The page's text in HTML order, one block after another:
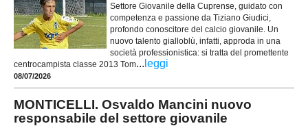
Settore Giovanile della Cuprense, guidato con
competenza e passione da Tiziano Giudici,
profondo conoscitore del calcio giovanile. Un
nuovo talento gialloblù, infatti, approda in una
società professionistica: si tratta del promettente
centrocampista classe 2013 Tom... leggi
08/07/2026
MONTICELLI. Osvaldo Mancini nuovo
responsabile del settore giovanile